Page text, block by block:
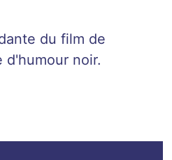
du film de
d'humour noir.